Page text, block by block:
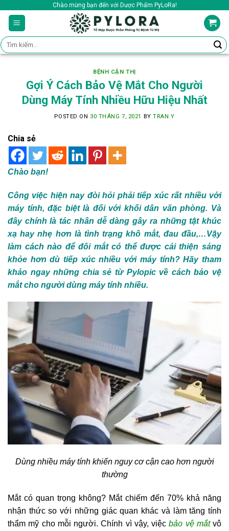
content
Chào mừng bạn đến với Dược Phẩm PyLoRa!
Tìm
kiếm:
BỆNH CẬN THỊ
Gợi Ý Cách Bảo Vệ Mắt Cho Người
Dùng Máy Tính Nhiều Hữu Hiệu Nhất
POSTED ON 30 THÁNG 7, 2021 BYTRAN Y
Chia sẻ
Chào bạn!
Công việc hiện nay đòi hỏi phải tiếp xúc rất nhiều với
máy tính, đặc biệt là đối với khối dân văn phòng. Và
đây chính là tác nhân dễ dàng gây ra những tật khúc
xạ hay nhẹ hơn là tình trạng khô mắt, đau đầu,…Vậy
làm cách nào để đôi mắt có thể được cải thiện sáng
khỏe hơn dù tiếp xúc nhiều với máy tính? Hãy tham
khảo ngay những chia sẻ từ Pylopicvề cách bảo vệ
mắt cho người dùng máy tính nhiều.
Dùng nhiều máy tính khiến nguy cơ cận cao hơn người
thường
Mắt có quan trọng không? Mắt chiếm đến 70% khả năng
nhận thức so với những giác quan khác và làm tăng tính
thẩm mỹ cho mỗi người. Chính vì vậy, việcbảo vệ mắtvô